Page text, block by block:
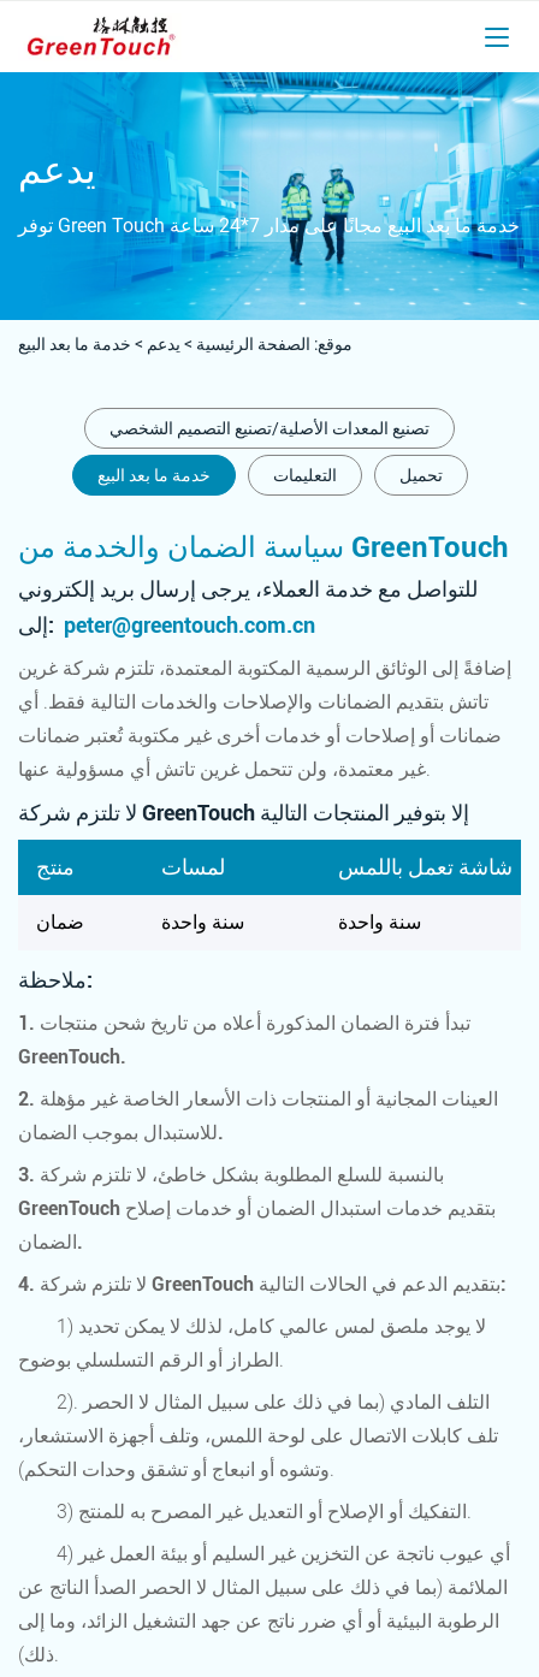
يدعم
توفر Green Touch خدمة ما بعد البيع مجانًا على مدار 7*24 ساعة
موقع: الصفحة الرئيسية > يدعم > خدمة ما بعد البيع
تصنيع المعدات الأصلية/تصنيع التصميم الشخصي
خدمة ما بعد البيع التعليمات تحميل
سياسة الضمان والخدمة من GreenTouch
للتواصل مع خدمة العملاء، يرجى إرسال بريد إلكتروني
إلى: peter@greentouch.com.cn
إضافةً إلى الوثائق الرسمية المكتوبة المعتمدة، تلتزم شركة غرين
تاتش بتقديم الضمانات والإصلاحات والخدمات التالية فقط. أي
ضمانات أو إصلاحات أو خدمات أخرى غير مكتوبة تُعتبر ضمانات
غير معتمدة، ولن تتحمل غرين تاتش أي مسؤولية عنها.
لا تلتزم شركة GreenTouch إلا بتوفير المنتجات التالية
منتج لمسات شاشة تعمل باللمس
ضمان سنة واحدة سنة واحدة
ملاحظة:
1. تبدأ فترة الضمان المذكورة أعلاه من تاريخ شحن منتجات
GreenTouch.
2. العينات المجانية أو المنتجات ذات الأسعار الخاصة غير مؤهلة
للاستبدال بموجب الضمان.
3. بالنسبة للسلع المطلوبة بشكل خاطئ، لا تلتزم شركة
GreenTouch بتقديم خدمات استبدال الضمان أو خدمات إصلاح
الضمان.
4. لا تلتزم شركة GreenTouch بتقديم الدعم في الحالات التالية:
1) لا يوجد ملصق لمس عالمي كامل، لذلك لا يمكن تحديد
الطراز أو الرقم التسلسلي بوضوح.
2). التلف المادي (بما في ذلك على سبيل المثال لا الحصر
تلف كابلات الاتصال على لوحة اللمس، وتلف أجهزة الاستشعار،
وتشوه أو انبعاج أو تشقق وحدات التحكم).
3) التفكيك أو الإصلاح أو التعديل غير المصرح به للمنتج.
4) أي عيوب ناتجة عن التخزين غير السليم أو بيئة العمل غير
الملائمة (بما في ذلك على سبيل المثال لا الحصر الصدأ الناتج عن
الرطوبة البيئية أو أي ضرر ناتج عن جهد التشغيل الزائد، وما إلى
ذلك).